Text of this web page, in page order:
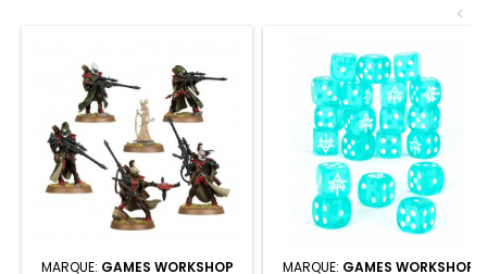
<
MARQUE: GAMES WORKSHOP MARQUE: GAMES WORKSHOP